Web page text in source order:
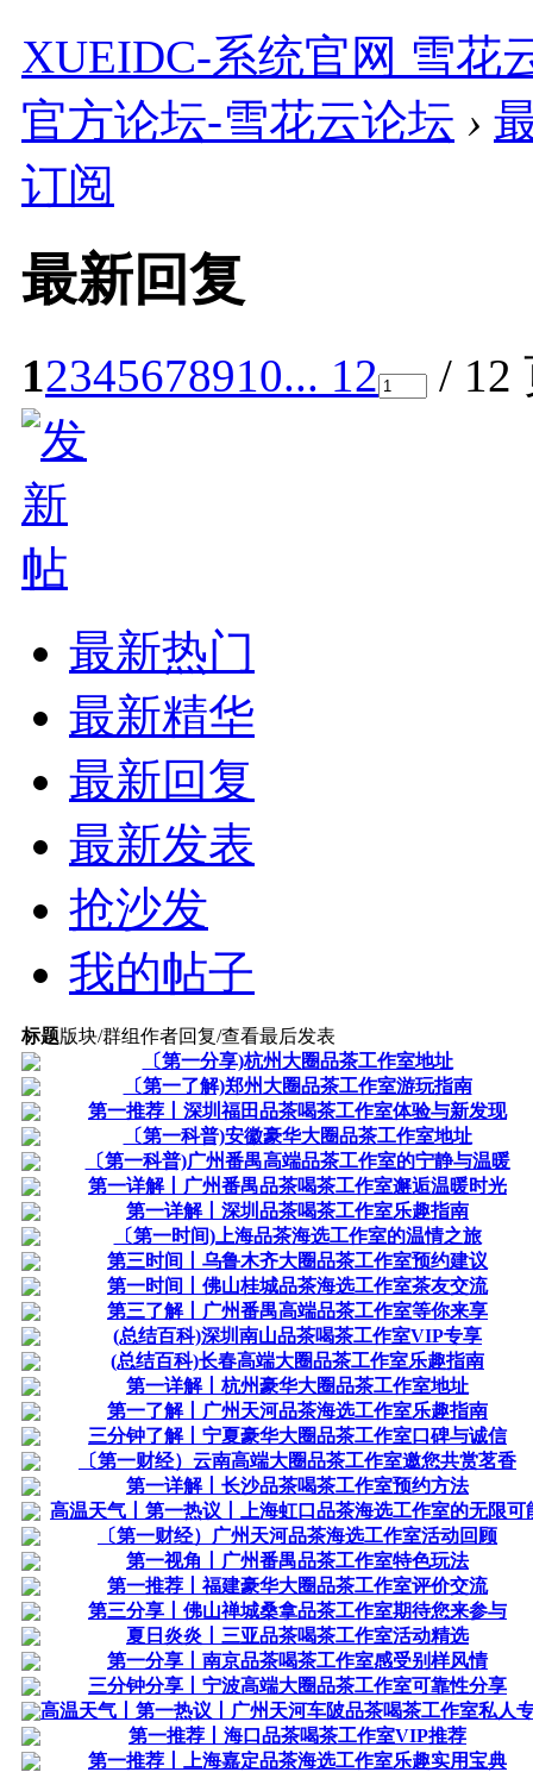
XUEIDC-系统官网 雪花
官方论坛-雪花云论坛 ›
订阅
最新回复
12345678910... 12 / 12
最新热门
最新精华
最新回复
最新发表
抢沙发
我的帖子
标题版块/群组作者回复/查看最后发表
〔第一分享)杭州大圈品茶工作室地址
〔第一了解)郑州大圈品茶工作室游玩指南
第一推荐丨深圳福田品茶喝茶工作室体验与新发现
〔第一科普)安徽豪华大圈品茶工作室地址
〔第一科普)广州番禺高端品茶工作室的宁静与温暖
第一详解丨广州番禺品茶喝茶工作室邂逅温暖时光
第一详解丨深圳品茶喝茶工作室乐趣指南
〔第一时间)上海品茶海选工作室的温情之旅
第三时间丨乌鲁木齐大圈品茶工作室预约建议
第一时间丨佛山桂城品茶海选工作室茶友交流
第三了解丨广州番禺高端品茶工作室等你来享
(总结百科)深圳南山品茶喝茶工作室VIP专享
(总结百科)长春高端大圈品茶工作室乐趣指南
第一详解丨杭州豪华大圈品茶工作室地址
第一了解丨广州天河品茶海选工作室乐趣指南
三分钟了解丨宁夏豪华大圈品茶工作室口碑与诚信
〔第一财经）云南高端大圈品茶工作室邀您共赏茗香
第一详解丨长沙品茶喝茶工作室预约方法
高温天气丨第一热议丨上海虹口品茶海选工作室的无限可
〔第一财经）广州天河品茶海选工作室活动回顾
第一视角丨广州番禺品茶工作室特色玩法
第一推荐丨福建豪华大圈品茶工作室评价交流
第三分享丨佛山禅城桑拿品茶工作室期待您来参与
夏日炎炎丨三亚品茶喝茶工作室活动精选
第一分享丨南京品茶喝茶工作室感受别样风情
三分钟分享丨宁波高端大圈品茶工作室可靠性分享
高温天气丨第一热议丨广州天河车陂品茶喝茶工作室私人
第一推荐丨海口品茶喝茶工作室VIP推荐
第一推荐丨上海嘉定品茶海选工作室乐趣实用宝典